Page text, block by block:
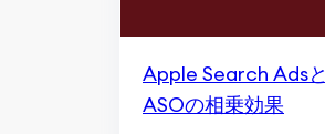
Apple Search Adsと
ASOの相乗効果